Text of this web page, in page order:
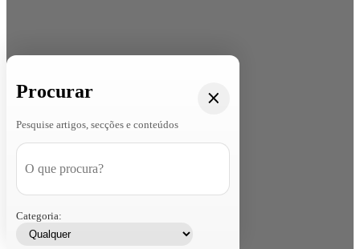
Procurar
Pesquise artigos, secções e conteúdos
Categoria: